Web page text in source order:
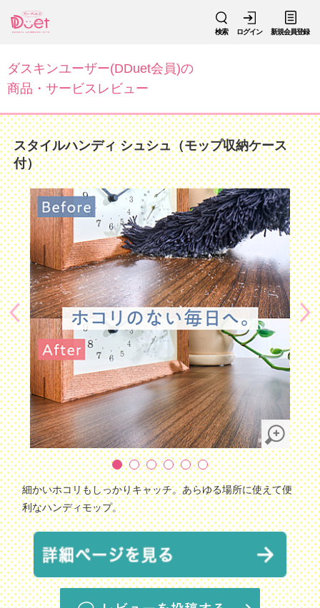
検索 ログイン 新規会員登録
ダスキンユーザー(DDuet会員)の
商品・サービスレビュー
スタイルハンディ シュシュ（モップ収納ケース
付）
細かいホコリもしっかりキャッチ。あらゆる場所に使えて便
利なハンディモップ。